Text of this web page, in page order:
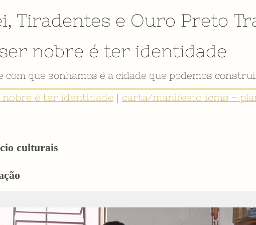
, Tiradentes e Ouro Preto
nobre é ter identidade
com que sonhamos é a cidade que podemos
é ter identidade | carta/manifesto icms -
culturais